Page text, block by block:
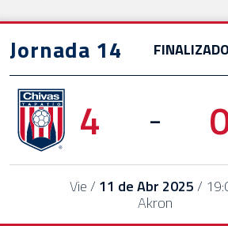
Jornada 14 FINALIZADO
4 -
Vie / 11 de Abr 2025/
Akron